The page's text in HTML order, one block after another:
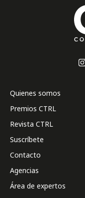
Quienes somos
Premios CTRL
Revista CTRL
Suscríbete
Contacto
Agencias
Área de expertos